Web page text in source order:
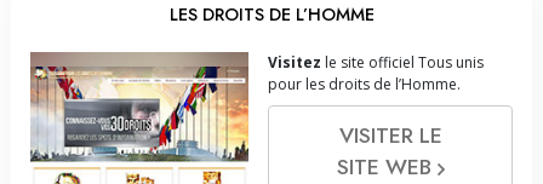
LES DROITS DE L’HOMME
Visitez le site officiel Tous unis
pour les droits de l’Homme.
VISITER LE
SITE WEB